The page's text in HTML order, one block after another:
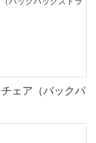
ェア（バックパ